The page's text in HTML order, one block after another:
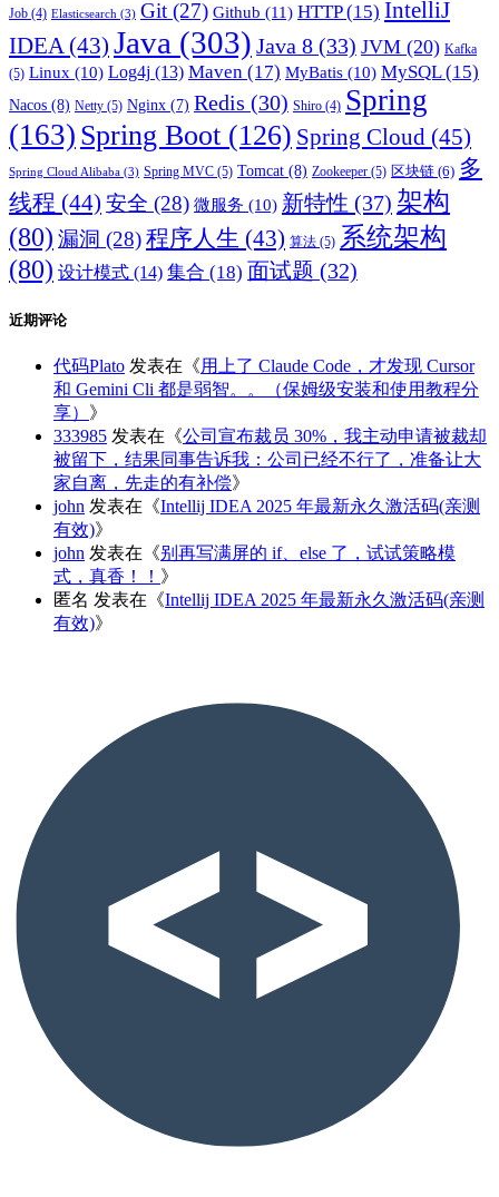
Job (4) Elasticsearch (3) Git (27) Github (11) HTTP(15) IntelliJ
IDEA (43) Java (303) Java 8 (33) JVM (20) Kafka
(5) Linux (10) Log4j (13) Maven (17) MyBatis (10) MySQL(15)
Nacos (8) Netty (5) Nginx (7) Redis (30) Shiro (4) Spring
(163) Spring Boot (126) Spring Cloud (45)
Spring Cloud Alibaba (3) Spring MVC (5) Tomcat (8) Zookeeper (5) 区块链 (6) 多
线程 (44) 安全 (28) 微服务 (10) 新特性 (37) 架构
(80) 漏洞 (28)程序人生 (43) 算法 (5) 系统架构
(80) 设计模式 (14) 集合 (18) 面试题 (32)
近期评论
代码Plato 发表在《用上了 Claude Code，才发现 Cursor
和 Gemini Cli 都是弱智。。（保姆级安装和使用教程分
享） 》
333985 发表在《公司宣布裁员 30%，我主动申请被裁却
被留下，结果同事告诉我：公司已经不行了，准备让大
家自离，先走的有补偿》
john 发表在《Intellij IDEA 2025 年最新永久激活码(亲测
有效)》
john 发表在《别再写满屏的 if、else 了，试试策略模
式，真香！！ 》
匿名 发表在《Intellij IDEA 2025 年最新永久激活码(亲测
有效)》